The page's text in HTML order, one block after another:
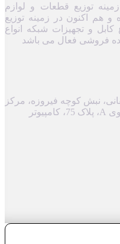
سایان از سال 1379 در زمینه توزیع قطعات و لوازم
و هم اکنون در زمینه توزیع
کابل و تجهیزات شبکه انواع
فروشی فعال می باشد
نبش کوچه فیروزه، مرکز
کامپیوتر ولیعصر، طبقه همکف، راهروی A، پلاک 75، کامپیوتر